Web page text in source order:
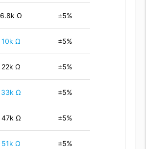
6.8k Ω ±5%
10k Ω ±5%
22k Ω ±5%
33k Ω ±5%
47k Ω ±5%
51k Ω ±5%